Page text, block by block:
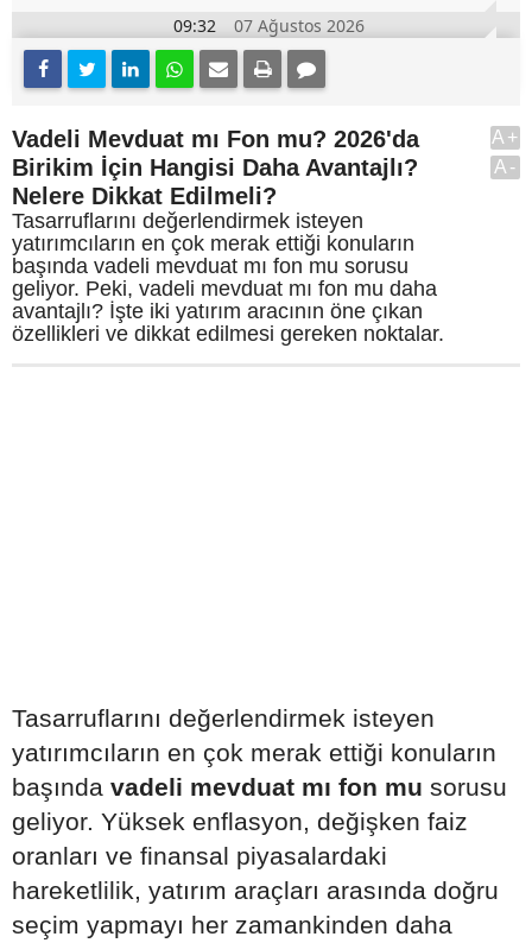
09:32 07 Ağustos 2026
Vadeli Mevduat mı Fon mu? 2026'da
Birikim İçin Hangisi Daha Avantajlı?
Nelere Dikkat Edilmeli?
Tasarruflarını değerlendirmek isteyen
yatırımcıların en çok merak ettiği konuların
başında vadeli mevduat mı fon mu sorusu
geliyor. Peki, vadeli mevduat mı fon mu daha
avantajlı? İşte iki yatırım aracının öne çıkan
özellikleri ve dikkat edilmesi gereken noktalar.
A+
A-
Tasarruflarını değerlendirmek isteyen
yatırımcıların en çok merak ettiği konuların
başında vadeli mevduat mı fon mu sorusu
geliyor. Yüksek enflasyon, değişken faiz
oranları ve finansal piyasalardaki
hareketlilik, yatırım araçları arasında doğru
seçim yapmayı her zamankinden daha